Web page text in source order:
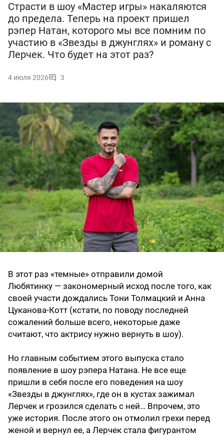
Страсти в шоу «Мастер игры» накаляются
до предела. Теперь на проект пришел
рэпер Натан, которого мы все помним по
участию в «Звезды в джунглях» и роману с
Лерчек. Что будет на этот раз?
4 июля 2026 3
В этот раз «темные» отправили домой
Любятинку — закономерный исход после того, как
своей участи дождались Тони Толмацкий и Анна
Цуканова-Котт (кстати, по поводу последней
сожалений больше всего, некоторые даже
считают, что актрису нужно вернуть в шоу).
Но главным событием этого выпуска стало
появление в шоу рэпера Натана. Не все еще
пришли в себя после его поведения на шоу
«Звезды в джунглях», где он в кустах зажимал
Лерчек и грозился сделать с ней… Впрочем, это
уже история. После этого он отмолил грехи перед
женой и вернул ее, а Лерчек стала фигурантом